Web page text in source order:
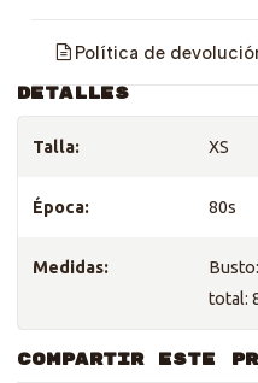
Política de
DETALLES
Talla: XS
Época: 80s
Medidas:
total:
COMPARTIR ESTE